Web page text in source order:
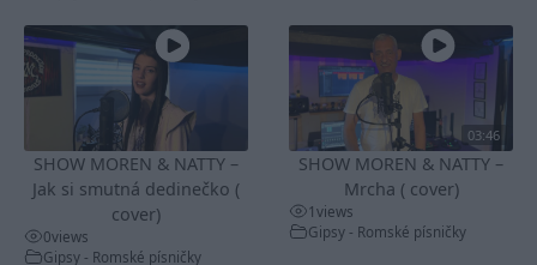
SHOW MOREN & NATTY –
Jak si smutná dedinečko (
cover)
0views
Gipsy - Romské písničky
03:46
SHOW MOREN & NATTY –
Mrcha ( cover)
1views
Gipsy - Romské písničky